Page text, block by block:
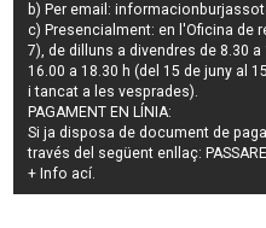
b) Per email:
c) Presencialment: en l'Oficina de
7), de dilluns a divendres de 8.30
16.00 a 18.30 h (del 15 de juny al
i tancat a les vesprades).
PAGAMENT EN LÍNIA:
Si ja disposa de document de
través del següent enllaç:
+ Info ací.